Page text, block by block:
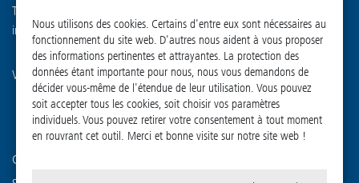
Tél. : +49 (0) 55 22 50 07-0
info
@martinchrist.de
Visitez nos autres canaux :
Connaissez-vous déjà notre société sœur ?
Nous utilisons des cookies. Certains d'entre eux sont nécessaires au
fonctionnement du site web. D'autres nous aident à vous proposer
des informations pertinentes et attrayantes. La protection des
données étant importante pour nous, nous vous demandons de
décider vous-même de l'étendue de leur utilisation. Vous pouvez
soit accepter tous les cookies, soit choisir vos paramètres
individuels. Vous pouvez retirer votre consentement à tout moment
en rouvrant cet outil. Merci et bonne visite sur notre site web !